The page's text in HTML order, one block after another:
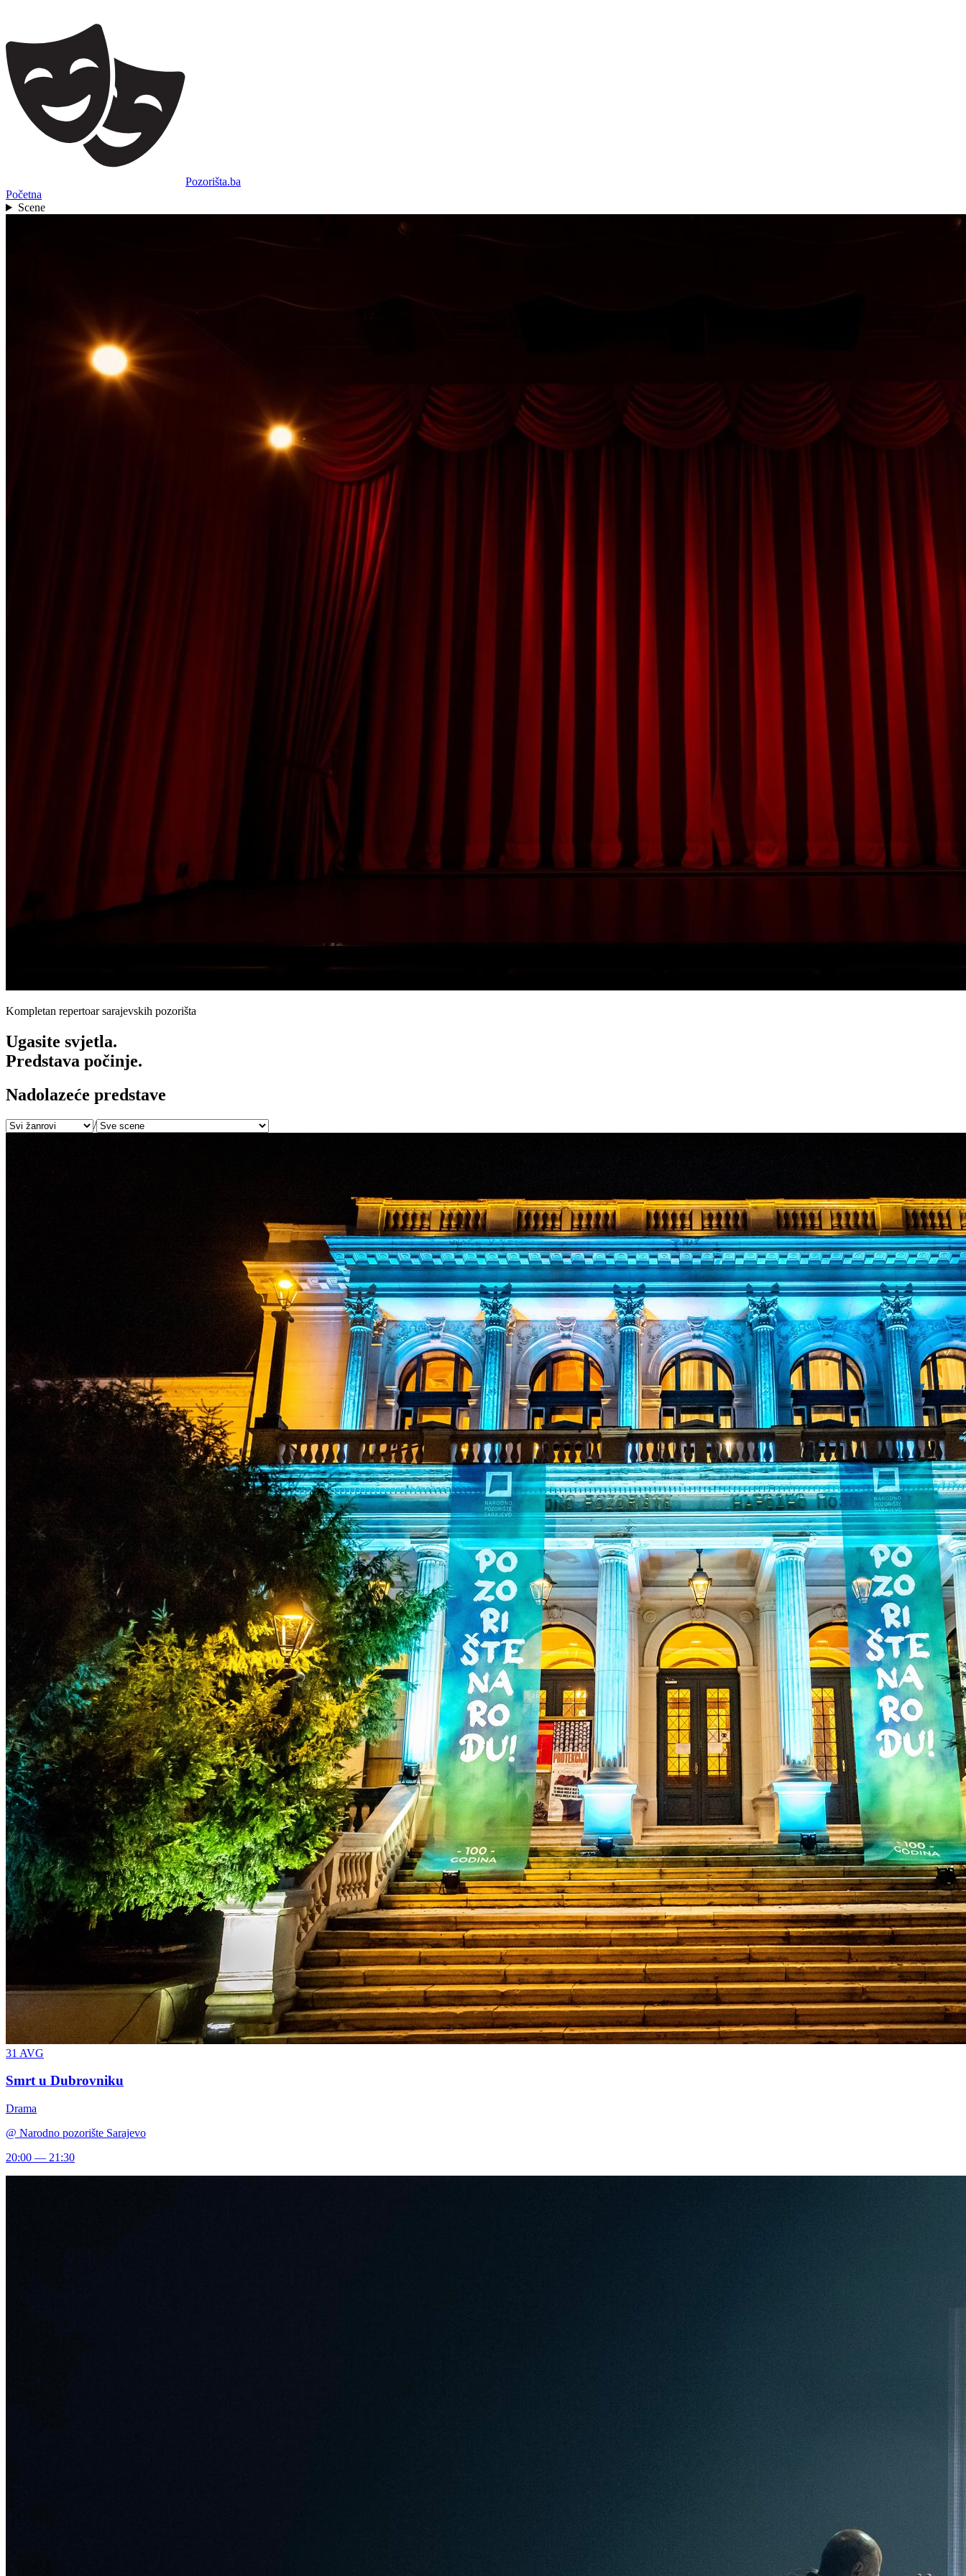
Pozorišta.ba
Početna
Scene
Kompletan repertoar sarajevskih pozorišta
Ugasite svjetla.
Predstava počinje.
Nadolazeće predstave
/
31 AVG
Smrt u Dubrovniku
Drama
@ Narodno pozorište Sarajevo
20:00 — 21:30